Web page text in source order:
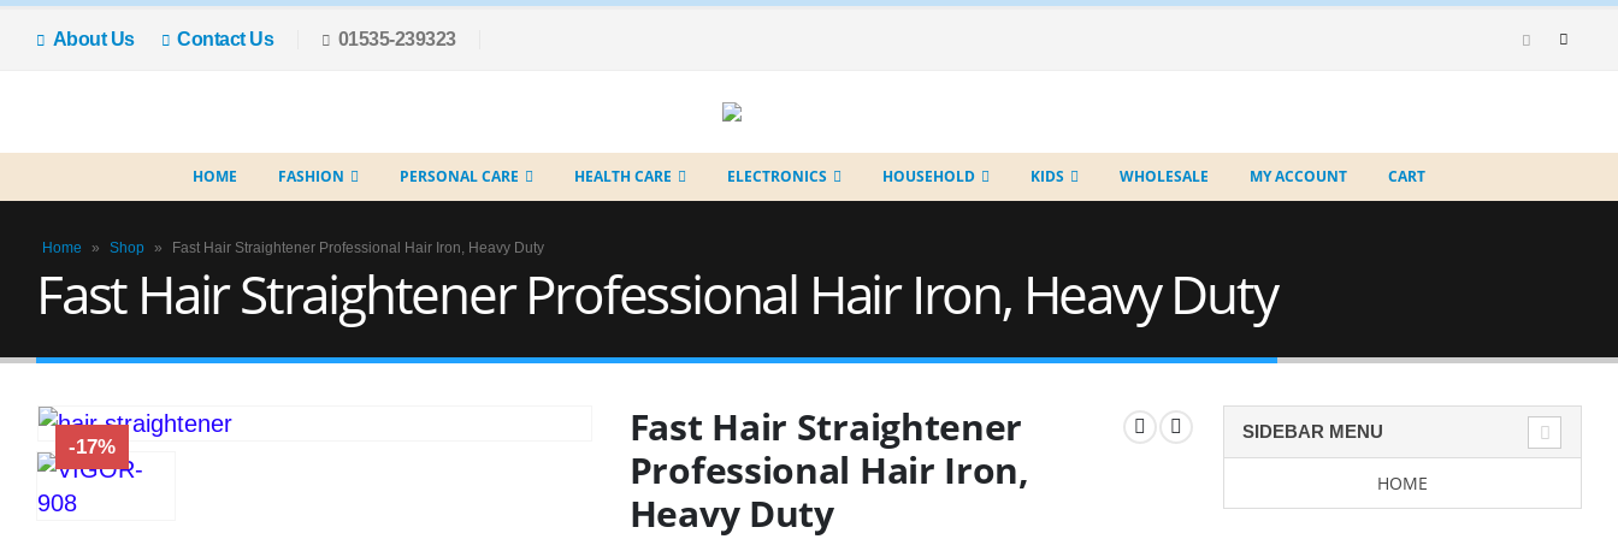
About Us Contact Us 01535-239323
HOME FASHION PERSONAL CARE HEALTH CARE ELECTRONICS HOUSEHOLD KIDS WHOLESALE MY ACCOUNT CART
Home » Shop » Fast Hair Straightener Professional Hair Iron, Heavy Duty
Fast Hair Straightener Professional Hair Iron, Heavy Duty
-17%
Fast Hair Straightener
Professional Hair Iron,
Heavy Duty
SIDEBAR MENU
HOME